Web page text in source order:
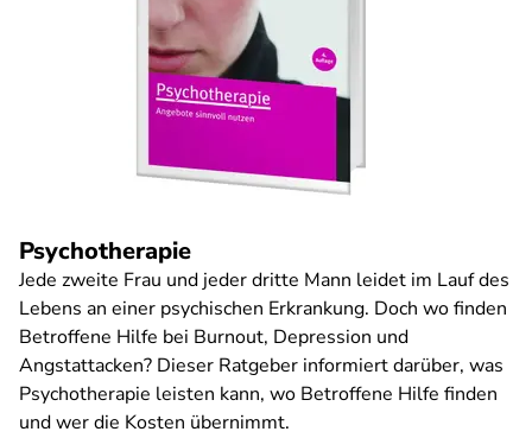
Psychotherapie
Jede zweite Frau und jeder dritte Mann leidet im Lauf des
Lebens an einer psychischen Erkrankung. Doch wo finden
Betroffene Hilfe bei Burnout, Depression und
Angstattacken? Dieser Ratgeber informiert darüber, was
Psychotherapie leisten kann, wo Betroffene Hilfe finden
und wer die Kosten übernimmt.